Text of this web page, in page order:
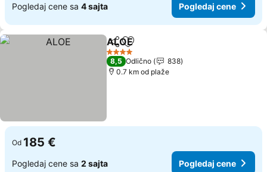
Pogledaj cene sa 4 sajta Pogledaj cene
Deli Dodati u favorite
ALOE
4 Zvezdice
8,5 Odlično
838
0.7 km od plaže
Od 185 €
Pogledaj cene sa 2 sajta Pogledaj cene